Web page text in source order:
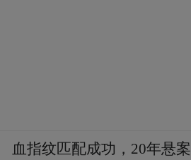
血指纹匹配成功，20年悬案